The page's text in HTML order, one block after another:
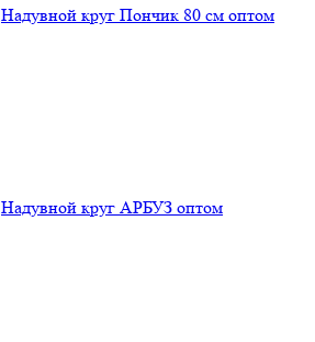
Надувной круг Пончик 80 см оптом
Надувной круг АРБУЗ оптом